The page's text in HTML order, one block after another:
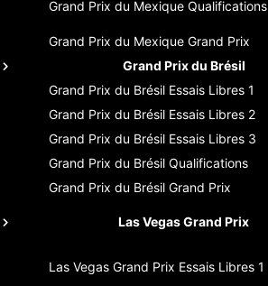
Grand Prix du Mexique Qualifications
Grand Prix du Mexique Grand Prix
Grand Prix du Brésil
Grand Prix du Brésil Essais Libres 1
Grand Prix du Brésil Essais Libres 2
Grand Prix du Brésil Essais Libres 3
Grand Prix du Brésil Qualifications
Grand Prix du Brésil Grand Prix
Las Vegas Grand Prix
Las Vegas Grand Prix Essais Libres 1